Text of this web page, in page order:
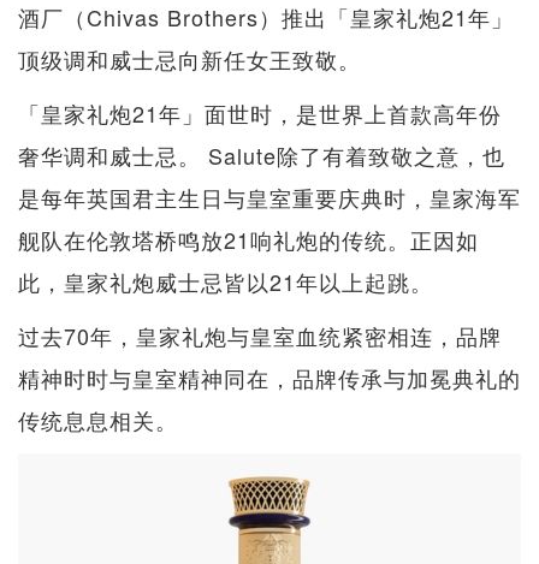
酒厂（Chivas Brothers）推出「皇家礼炮21年」
顶级调和威士忌向新任女王致敬。
「皇家礼炮21年」面世时，是世界上首款高年份
奢华调和威士忌。 Salute除了有着致敬之意，也
是每年英国君主生日与皇室重要庆典时，皇家海军
舰队在伦敦塔桥鸣放21响礼炮的传统。正因如
此，皇家礼炮威士忌皆以21年以上起跳。
过去70年，皇家礼炮与皇室血统紧密相连，品牌
精神时时与皇室精神同在，品牌传承与加冕典礼的
传统息息相关。